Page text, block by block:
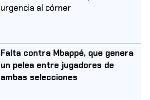
urgencia al córner
Falta contra Mbappé, que genera
un pelea entre jugadores de
ambas selecciones